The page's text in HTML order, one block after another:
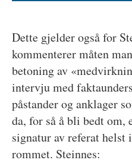
Dette gjelder også for
kommenterer måten
betoning av
intervju med
påstander og anklager
da, for så å bli bedt om,
signatur av referat helst
rommet. Steinnes: